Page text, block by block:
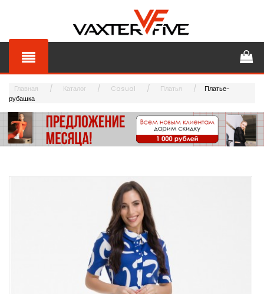
Главная Каталог Casual Платья
Платье-
рубашка